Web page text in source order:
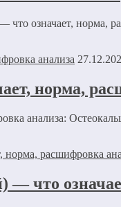
означает, норма,
норма,
анализа:
что